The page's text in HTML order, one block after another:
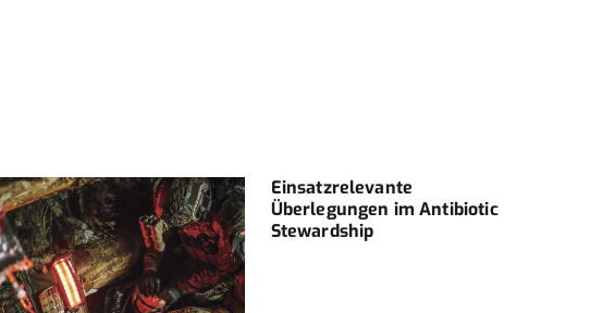
Einsatzrelevante
Überlegungen im Antibiotic
Stewardship